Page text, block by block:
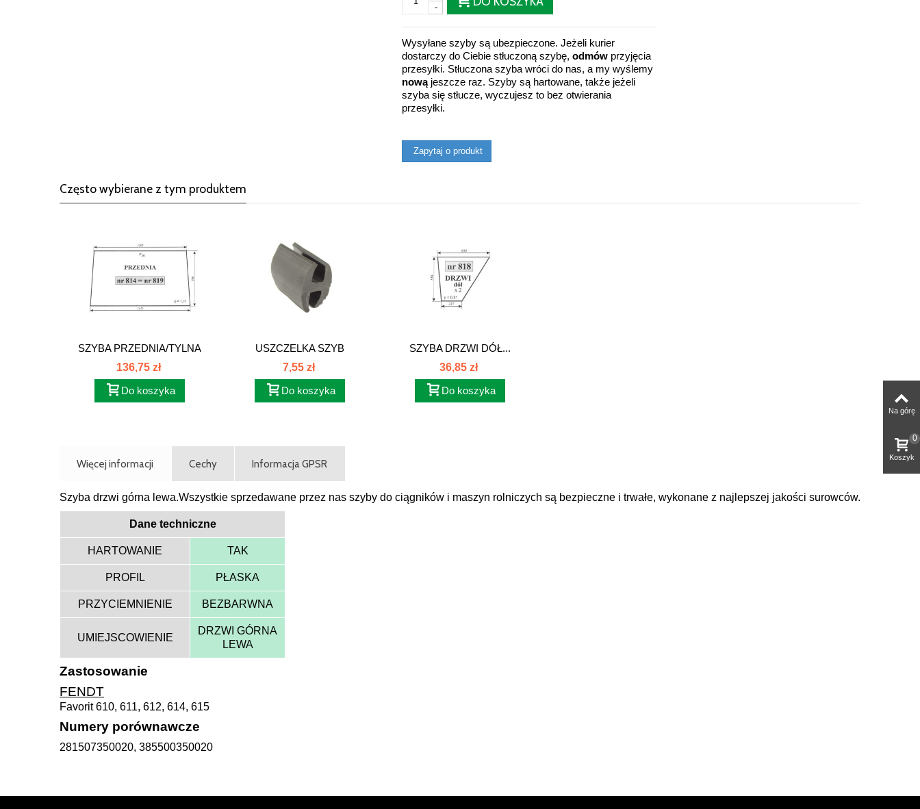
-
Wysyłane szyby są ubezpieczone. Jeżeli kurier
dostarczy do Ciebie stłuczoną szybę, odmów przyjęcia
przesyłki. Stłuczona szyba wróci do nas, a my wyślemy
nowąjeszcze raz. Szyby są hartowane, także jeżeli
szyba się stłucze, wyczujesz to bez otwierania
przesyłki.
Zapytaj o produkt
Często wybierane z tym produktem
SZYBA PRZEDNIA/TYLNA
FENDT...
136,75 zł
Do koszyka
USZCZELKA SZYB
ŚRODKOWYCH...
7,55 zł
Do koszyka
SZYBA DRZWI DÓŁ...
36,85 zł
Do koszyka
Więcej informacji Cechy Informacja GPSR
Szyba drzwi górna lewa.Wszystkie sprzedawane przez nas szyby do ciągników i maszyn rolniczych są bezpieczne i trwałe, wykonane z najlepszej jakości surowców.
Dane techniczne
HARTOWANIE TAK
PROFIL PŁASKA
PRZYCIEMNIENIE BEZBARWNA
UMIEJSCOWIENIE
DRZWI GÓRNA
LEWA
Zastosowanie
FENDT
Favorit 610, 611, 612, 614, 615
Numery porównawcze
281507350020, 385500350020
Na górę
Koszyk
0